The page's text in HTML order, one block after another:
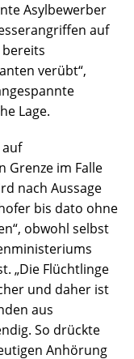
Asylbewerber
auf
verübt“,
Lage.
Grenze im Falle
nach Aussage
bis dato ohne
obwohl selbst
„Die Flüchtlinge
und daher ist
aus
So drückte
Anhörung